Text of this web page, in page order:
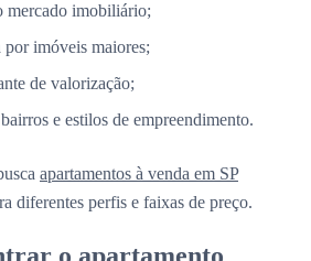
mercado imobiliário;
imóveis maiores;
de valorização;
e estilos de empreendimento.
apartamentos à venda em SP
diferentes perfis e faixas de preço.